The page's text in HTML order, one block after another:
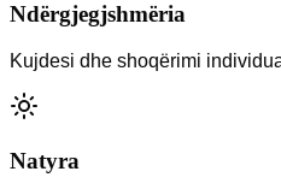
Ndërgjegjshmëria
Kujdesi dhe shoqërimi
Natyra